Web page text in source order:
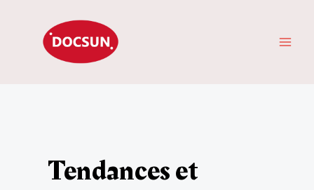
Tendances et